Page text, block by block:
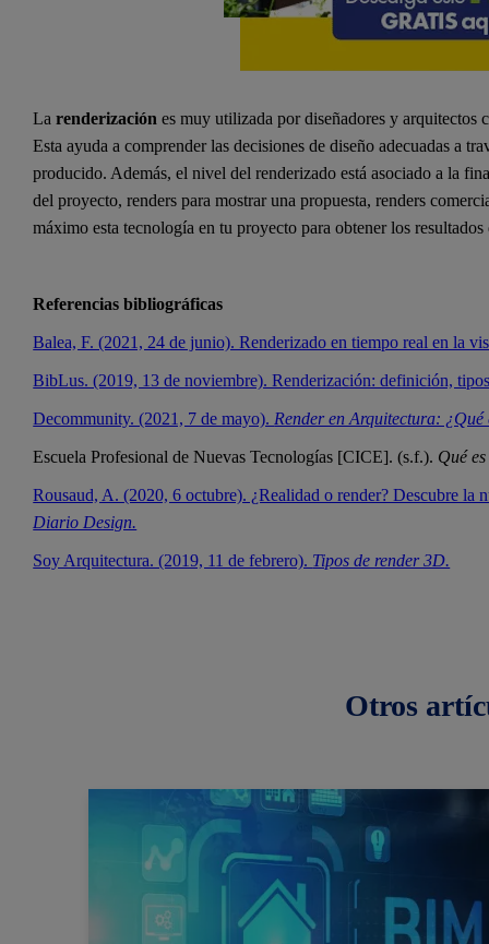
Larenderización es muy utilizada por diseñadores y arquitectos
Esta ayuda a comprender las decisiones de diseño adecuadas a
producido. Además, el nivel del renderizado está asociado a la
del proyecto, renders para mostrar una propuesta, renders
máximo esta tecnología en tu proyecto para obtener los resultados
Referencias bibliográficas
Balea, F. (2021, 24 de junio). Renderizado en tiempo real en la
BibLus. (2019, 13 de noviembre). Renderización: definición,
Decommunity. (2021, 7 de mayo). Render en Arquitectura:
Escuela Profesional de Nuevas Tecnologías [CICE]. (s.f.). Qué
Rousaud, A. (2020, 6 octubre). ¿Realidad o render? Descubre la
Diario Design.
Soy Arquitectura. (2019, 11 de febrero). Tipos de render 3D.
Otros